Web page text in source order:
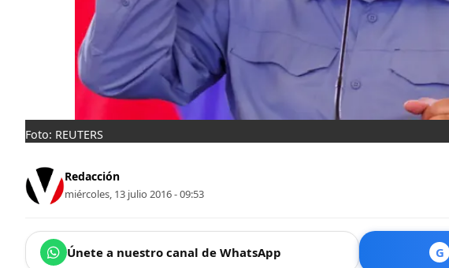
Foto: REUTERS
Redacción
miércoles, 13 julio 2016 - 09:53
Únete a nuestro canal de WhatsApp G